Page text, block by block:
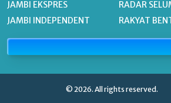
JAMBI EKSPRES
JAMBI INDEPENDENT
RADAR
RAKYAT
© 2026. All rights reserved.